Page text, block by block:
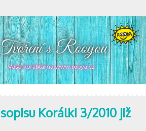
Korálki 3/2010 již